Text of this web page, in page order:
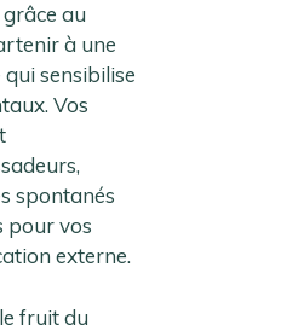
au
à une
sensibilise
Vos
spontanés
pour vos
externe.
fruit du